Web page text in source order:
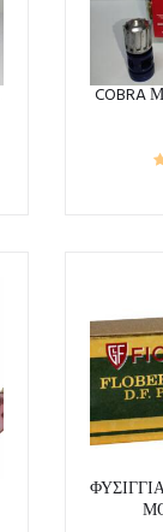
COBRA